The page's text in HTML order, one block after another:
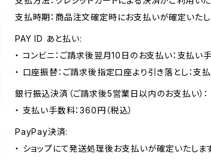
支払時期：商品注文確定時にお支払いが確定いたし
PAY ID あと払い:
・ コンビニ：ご請求後翌月10日のお支払い：支払い
・ 口座振替：ご請求後指定口座より引き落とし：支
銀行振込決済（ご請求後5営業日以内のお支払い）：
・ 支払い手数料：360円（税込）
PayPay決済:
・ ショップにて発送処理後お支払いが確定いたします